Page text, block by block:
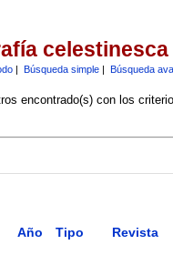
celestinesca
| Búsqueda simple| Búsqueda
encontrado(s) con los
Año Tipo Revista